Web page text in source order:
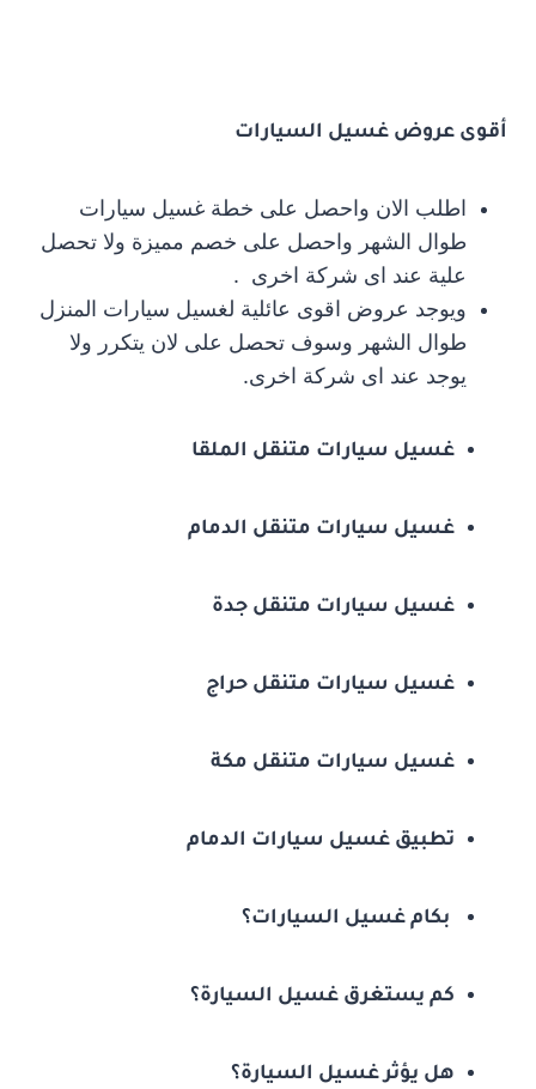
أقوى عروض غسيل السيارات
اطلب الان واحصل على خطة غسيل سيارات
طوال الشهر واحصل على خصم مميزة ولا تحصل
علية عند اى شركة اخرى .
ويوجد عروض اقوى عائلية لغسيل سيارات المنزل
طوال الشهر وسوف تحصل على لان يتكرر ولا
يوجد عند اى شركة اخرى.
غسيل سيارات متنقل الملقا
غسيل سيارات متنقل الدمام
غسيل سيارات متنقل جدة
غسيل سيارات متنقل حراج
غسيل سيارات متنقل مكة
تطبيق غسيل سيارات الدمام
بكام غسيل السيارات؟
كم يستغرق غسيل السيارة؟
هل يؤثر غسيل السيارة؟